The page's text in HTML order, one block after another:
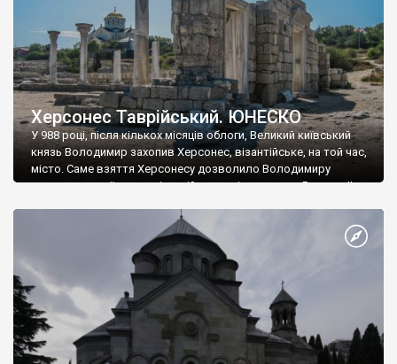
Херсонес Таврійський. ЮНЕСКО
У 988 році, після кількох місяців облоги, Великий київський
князь Володимир захопив Херсонес, візантійське, на той час,
місто. Саме взяття Херсонесу дозволило Володимиру
диктувати свої умови візантійському імператору Василю ІІ, та
Херсонесі Володимир-язичник, став Василем-християнином.
А потім було Хрещення Русі. На честь Херсонесу Таврійського